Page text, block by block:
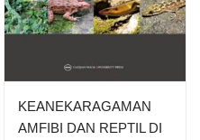
KEANEKARAGAMAN
AMFIBI DAN REPTIL DI